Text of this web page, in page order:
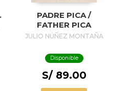
PADRE PICA /
FATHER PICA
JULIO NÚÑEZ MONTAÑA
Disponible
S/ 89.00